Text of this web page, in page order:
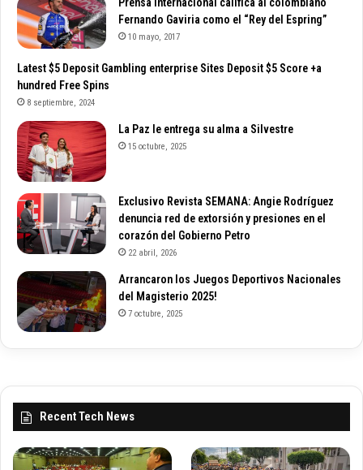
Fernando Gaviria como el “Rey del Espring”
10 mayo, 2017
Latest $5 Deposit Gambling enterprise Sites Deposit $5 Score +a
hundred Free Spins
8 septiembre, 2024
La Paz le entrega su alma a Silvestre
15 octubre, 2025
Exclusivo Revista SEMANA: Angie Rodríguez
denuncia red de extorsión y presiones en el
corazón del Gobierno Petro
22 abril, 2026
Arrancaron los Juegos Deportivos Nacionales
del Magisterio 2025!
7 octubre, 2025
Recent Tech News